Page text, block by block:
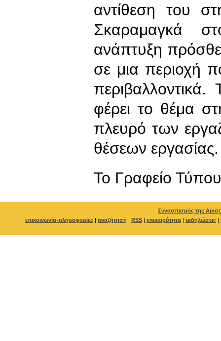
αντίθεση του
Σκαραμαγκά
ανάπτυξη
σε μια περιοχή
φέρει το θέμα
πλευρό των
θέσεων εργασίας.
To Γραφείο Τύπου
Συνασπισμός της
επικοινωνία-πληροφορίες | αναζήτηση | RSS | επικαιρότητα | εκδηλώσεις |